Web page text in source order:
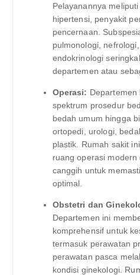
Pelayanannya
hipertensi, penyakit
pencernaan.
pulmonologi,
endokrinologi
departemen atau
Operasi: Departemen
spektrum prosedur
bedah umum hingga
ortopedi, urologi,
plastik. Rumah sakit
ruang operasi
canggih untuk
optimal.
Obstetri dan
Departemen ini
komprehensif untuk
termasuk perawatan
perawatan pasca
kondisi ginekologi.